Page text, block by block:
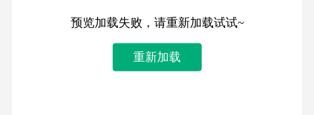
预览加载失败，请重新加载试试~
重新加载